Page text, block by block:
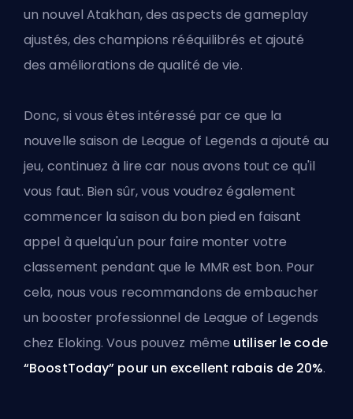
un nouvel Atakhan, des aspects de gameplay
ajustés, des champions rééquilibrés et ajouté
des améliorations de qualité de vie.
Donc, si vous êtes intéressé par ce que la
nouvelle saison de League of Legends a ajouté au
jeu, continuez à lire car nous avons tout ce qu'il
vous faut. Bien sûr, vous voudrez également
commencer la saison du bon pied en faisant
appel à quelqu'un pour faire monter votre
classement pendant que le MMR est bon. Pour
cela, nous vous recommandons deembaucher
un booster professionnel de League of Legends
chez Eloking. Vous pouvez même utiliser le code
“BoostToday” pour un excellent rabais de 20%.